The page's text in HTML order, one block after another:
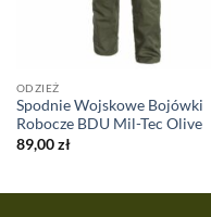
ODZIEŻ
Spodnie Wojskowe Bojówki
Robocze BDU Mil-Tec Olive
89,00zł